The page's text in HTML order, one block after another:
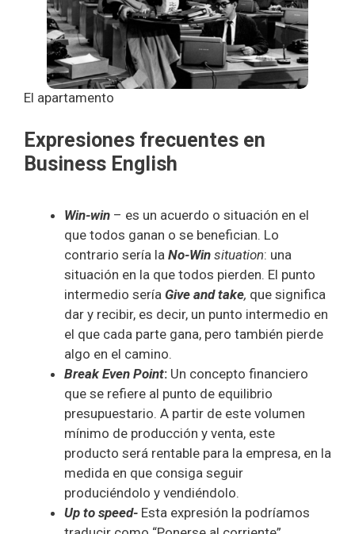
El apartamento
Expresiones frecuentes en
Business English
Win-win – es un acuerdo o situación en el
que todos ganan o se benefician. Lo
contrario sería la No-Win situation: una
situación en la que todos pierden. El punto
intermedio sería Give and take, que significa
dar y recibir, es decir, un punto intermedio en
el que cada parte gana, pero también pierde
algo en el camino.
Break Even Point: Un concepto financiero
que se refiere al punto de equilibrio
presupuestario. A partir de este volumen
mínimo de producción y venta, este
producto será rentable para la empresa, en la
medida en que consiga seguir
produciéndolo y vendiéndolo.
Up to speed- Esta expresión la podríamos